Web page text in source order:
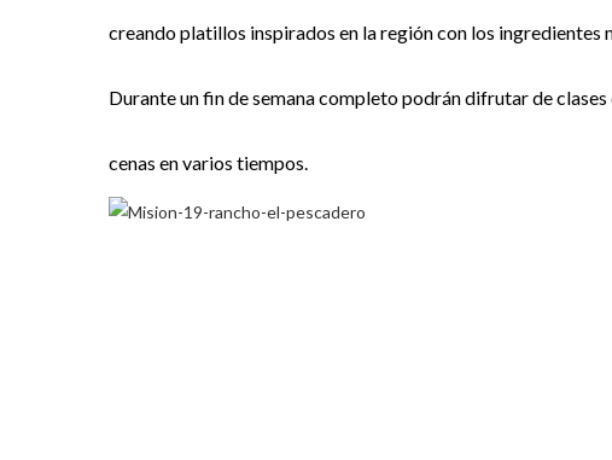
creando platillos inspirados en la región con los
Durante un fin de semana completo podrán difrutar de
cenas en varios tiempos.